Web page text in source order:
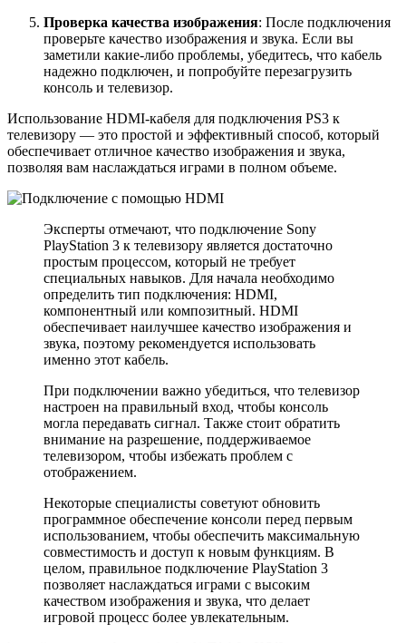
Проверка качества изображения: После подключения
проверьте качество изображения и звука. Если вы
заметили какие-либо проблемы, убедитесь, что кабель
надежно подключен, и попробуйте перезагрузить
консоль и телевизор.
Использование HDMI-кабеля для подключения PS3 к
телевизору — это простой и эффективный способ, который
обеспечивает отличное качество изображения и звука,
позволяя вам наслаждаться играми в полном объеме.
Эксперты отмечают, что подключение Sony
PlayStation 3 к телевизору является достаточно
простым процессом, который не требует
специальных навыков. Для начала необходимо
определить тип подключения: HDMI,
компонентный или композитный. HDMI
обеспечивает наилучшее качество изображения и
звука, поэтому рекомендуется использовать
именно этот кабель.
При подключении важно убедиться, что телевизор
настроен на правильный вход, чтобы консоль
могла передавать сигнал. Также стоит обратить
внимание на разрешение, поддерживаемое
телевизором, чтобы избежать проблем с
отображением.
Некоторые специалисты советуют обновить
программное обеспечение консоли перед первым
использованием, чтобы обеспечить максимальную
совместимость и доступ к новым функциям. В
целом, правильное подключение PlayStation 3
позволяет наслаждаться играми с высоким
качеством изображения и звука, что делает
игровой процесс более увлекательным.